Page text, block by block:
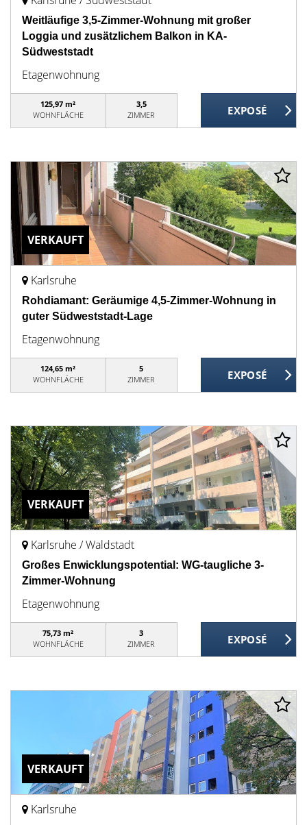
Weitläufige 3,5-Zimmer-Wohnung mit großer
Loggia und zusätzlichem Balkon in KA-
Südweststadt
Etagenwohnung
125,97 m²
WOHNFLÄCHE
3,5
ZIMMER
VERKAUFT
Karlsruhe
Rohdiamant: Geräumige 4,5-Zimmer-Wohnung in
guter Südweststadt-Lage
Etagenwohnung
124,65 m²
WOHNFLÄCHE
5
ZIMMER
VERKAUFT
Karlsruhe / Waldstadt
Großes Enwicklungspotential: WG-taugliche 3-
Zimmer-Wohnung
Etagenwohnung
75,73 m²
WOHNFLÄCHE
3
ZIMMER
VERKAUFT
Karlsruhe